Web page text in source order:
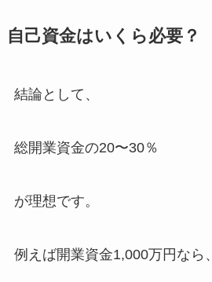
自己資金はいくら必要？
結論として、
総開業資金の20〜30％
が理想です。
例えば開業資金1,000万円なら、